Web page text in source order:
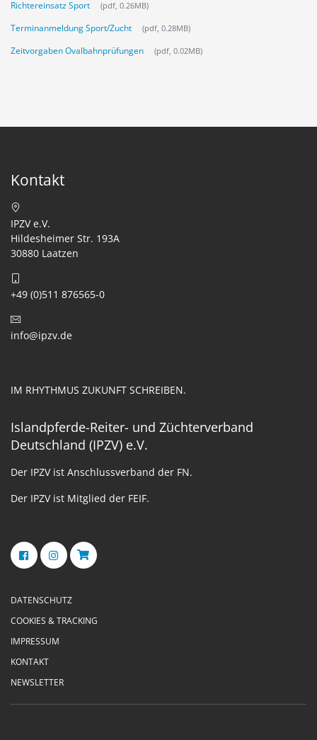
Richtereinsatz Sport (pdf, 0.26MB)
Terminanmeldung Sport/Zucht (pdf, 0.28MB)
Zeitvorgaben Ovalbahnprüfungen (pdf, 0.02MB)
Kontakt
IPZV e.V.
Hildesheimer Str. 193A
30880 Laatzen
+49 (0)511 876565-0
info@ipzv.de
IM RHYTHMUS ZUKUNFT SCHREIBEN.
Islandpferde-Reiter- und Züchterverband
Deutschland (IPZV) e.V.
Der IPZV ist Anschlussverband der FN.
Der IPZV ist Mitglied der FEIF.
DATENSCHUTZ
COOKIES & TRACKING
IMPRESSUM
KONTAKT
NEWSLETTER